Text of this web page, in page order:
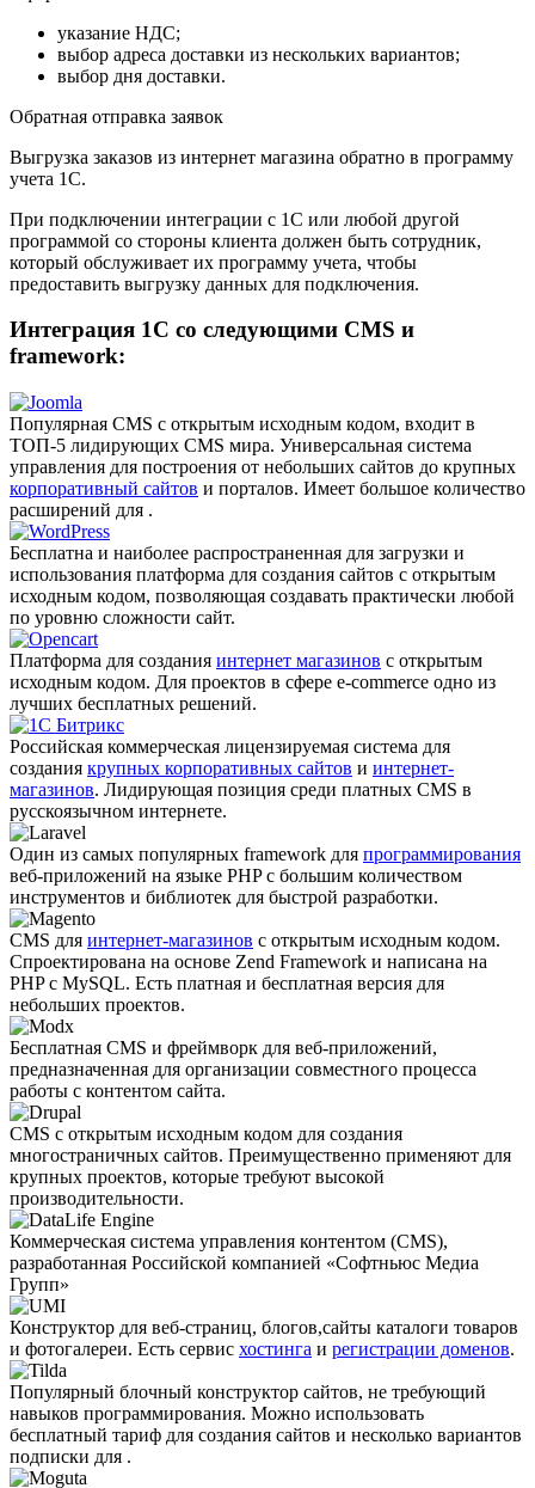
указание НДС;
выбор адреса доставки из нескольких вариантов;
выбор дня доставки.
Обратная отправка заявок
Выгрузка заказов из интернет магазина обратно в программу
учета 1С.
При подключении интеграции с 1С или любой другой
программой со стороны клиента должен быть сотрудник,
который обслуживает их программу учета, чтобы
предоставить выгрузку данных для подключения.
Интеграция 1С со следующими CMS и
framework:
Популярная CMS с открытым исходным кодом, входит в
ТОП-5 лидирующих CMS мира. Универсальная система
управления для построения от небольших сайтов до крупных
корпоративный сайтов и порталов. Имеет большое количество
расширений для .
Бесплатна и наиболее распро­страненная для загрузки и
использования платформа для создания сайтов с открытым
исходным кодом, позволяющая создавать практически любой
по уровню сложности сайт.
Платформа для создания интернет магазинов с открытым
исходным кодом. Для проектов в сфере e-commerce одно из
лучших бесплатных решений.
Российская коммерческая лицензируемая система для
создания крупных корпоративных сайтов и интернет-
магазинов. Лидирующая позиция среди платных CMS в
русскоязычном интернете.
Один из самых популярных framework для программирования
веб-приложений на языке PHP с большим количеством
инструментов и библиотек для быстрой разработки.
CMS для интернет-магазинов с открытым исходным кодом.
Спроектирована на основе Zend Framework и написана на
PHP с MySQL. Есть платная и бесплатная версия для
небольших проектов.
Бесплатная CMS и фреймворк для веб-приложений,
предназначенная для организации совместного процесса
работы с контентом сайта.
CMS с открытым исходным кодом для создания
многостраничных сайтов. Преимущественно применяют для
крупных проектов, которые требуют высокой
производительности.
Коммерческая система управления контентом (CMS),
разработанная Российской компанией «Софтньюс Медиа
Групп»
Конструктор для веб-страниц, блогов,сайты каталоги товаров
и фотогалереи. Есть сервис хостинга и регистрации доменов.
Популярный блочный конструктор сайтов, не требующий
навыков программирования. Можно использовать
бесплатный тариф для создания сайтов и несколько вариантов
подписки для .